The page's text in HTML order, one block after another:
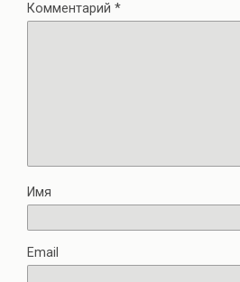
Комментарий *
Имя
Email